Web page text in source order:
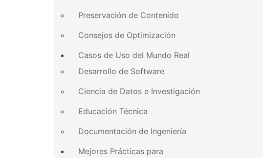
Preservación de Contenido
Consejos de Optimización
Casos de Uso del Mundo Real
Desarrollo de Software
Ciencia de Datos e Investigación
Educación Técnica
Documentación de Ingeniería
Mejores Prácticas para